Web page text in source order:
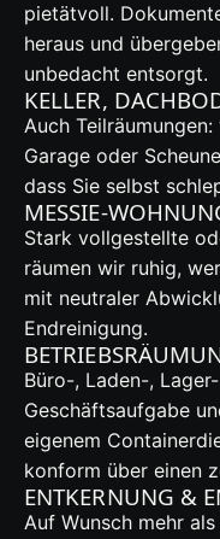
pietätvoll.
heraus und
unbedacht entsorgt.
KELLER,
Auch
Garage oder
dass Sie selbst
MESSIE-
Stark vollgestellte
räumen wir ruhig,
mit neutraler
Endreinigung.
Büro-, Laden-,
Geschäftsaufgabe
eigenem
konform über einen
ENTKERNUNG &
Auf Wunsch mehr